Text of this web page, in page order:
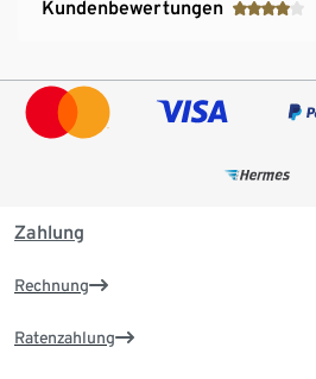
Kundenbewertungen
Zahlung
Rechnung
Ratenzahlung